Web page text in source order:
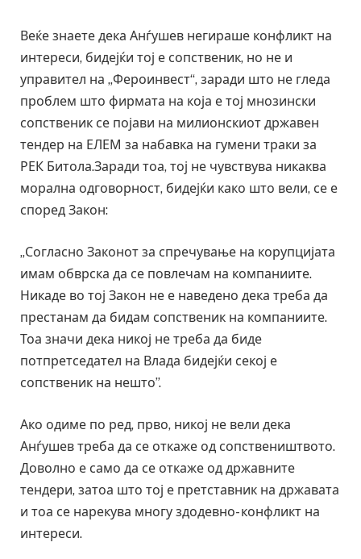
Веќе знаете дека Анѓушев негираше конфликт на
интереси, бидејќи тој е сопственик, но не и
управител на „Фероинвест“, заради што не гледа
проблем што фирмата на која е тој мнозински
сопственик се појави на милионскиот државен
тендер на ЕЛЕМ за набавка на гумени траки за
РЕК Битола.Заради тоа, тој не чувствува никаква
морална одговорност, бидејќи како што вели, се е
според Закон:
„Согласно Законот за спречување на корупцијата
имам обврска да се повлечам на компаниите.
Никаде во тој Закон не е наведено дека треба да
престанам да бидам сопственик на компаниите.
Тоа значи дека никој не треба да биде
потпретседател на Влада бидејќи секој е
сопственик на нешто”.
Ако одиме по ред, прво, никој не вели дека
Анѓушев треба да се откаже од сопствеништвото.
Доволно е само да се откаже од државните
тендери, затоа што тој е претставник на државата
и тоа се нарекува многу здодевно- конфликт на
интереси.